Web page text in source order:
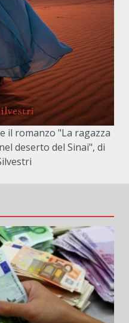
il romanzo "La ragazza
deserto del Sinai", di